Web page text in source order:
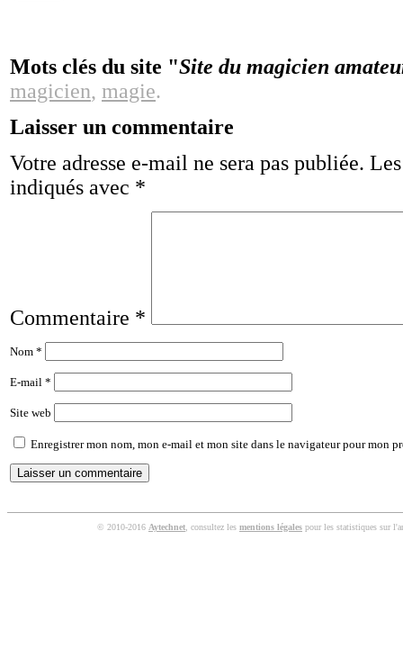
Mots clés du site "Site du magicien
magicien, magie.
Laisser un commentaire
Votre adresse e-mail ne sera pas publiée.
indiqués avec *
Commentaire *
Nom *
E-mail *
Site web
Enregistrer mon nom, mon e-mail et mon site dans le navigateur pour mon
© 2010-2016 Aytechnet , consultez les mentions légales pour les statistiques sur